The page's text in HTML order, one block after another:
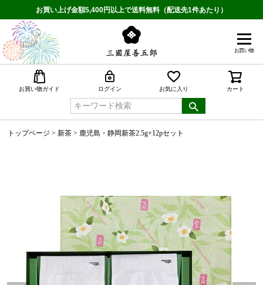
お買い上げ金額5,400円以上で送料無料（配送先1件あたり）
お買い物
お買い物ガイド ログイン お気に入り カート
トップページ 新茶 鹿児島・静岡新茶2.5g×12pセット